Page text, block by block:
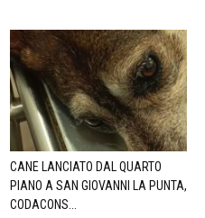
CANE LANCIATO DAL QUARTO
PIANO A SAN GIOVANNI LA PUNTA,
CODACONS...